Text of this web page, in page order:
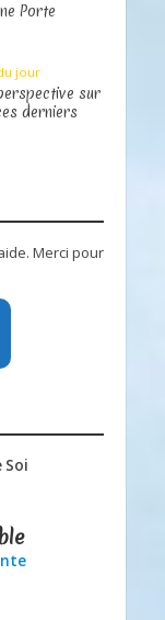
Porte
jour
sur
derniers
Merci pour
Soi